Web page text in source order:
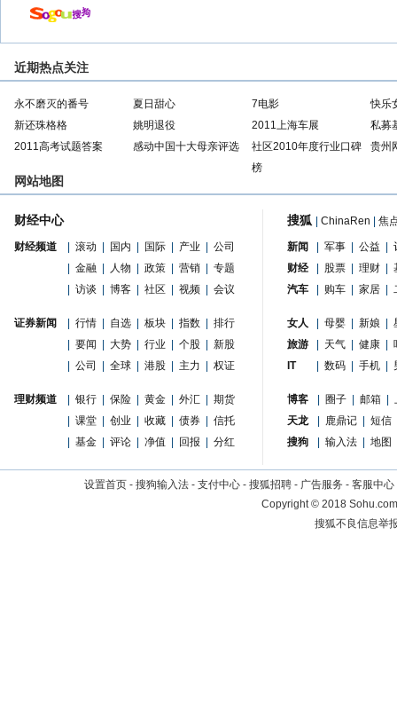
近期热点关注
永不磨灭的番号 夏日甜心 7电影
快乐
新还珠格格
姚明退役 2011上海车展
私募
2011高考试题答案
感动中国十大母亲评选
社区2010年度行业口碑
榜
贵州
网站地图
财经中心
财经频道 滚动 国内 国际 产业
公司
金融 人物 政策 营销
专题
访谈 博客 社区 视频 会议
证券新闻 行情 自选 板块 指数
排行
要闻 大势 行业 个股
新股
公司 全球 港股 主力 权证
理财频道 银行 保险 黄金 外汇
期货
课堂 创业 收藏 债券
信托
基金 评论 净值 回报 分红
搜狐 ChinaRen 焦
新闻 军事 公益
财经
股票 理财
汽车
购车 家居
女人 母婴 新娘
旅游
天气 健康
IT
数码 手机
博客 圈子 邮箱
天龙
鹿鼎记
短信
搜狗
输入法 地图
设置首页 - 搜狗输入法 - 支付中心 - 搜狐招聘 - 广告服务 - 客服中心
Copyright©2018
搜狐不良信息举